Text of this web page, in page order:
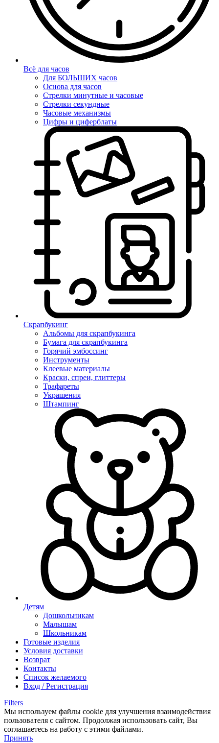
Всё для часов
Для БОЛЬШИХ часов
Основа для часов
Стрелки минутные и часовые
Стрелки секундные
Часовые механизмы
Цифры и циферблаты
Скрапбукинг
Альбомы для скрапбукинга
Бумага для скрапбукинга
Горячий эмбоссинг
Инструменты
Клеевые материалы
Краски, спреи, глиттеры
Трафареты
Украшения
Штампинг
Детям
Дошкольникам
Малышам
Школьникам
Готовые изделия
Условия доставки
Возврат
Контакты
Список желаемого
Вход / Регистрация
Filters
Мы используем файлы cookie для улучшения взаимодействия
пользователя с сайтом. Продолжая использовать сайт, Вы
соглашаетесь на работу с этими файлами.
Принять